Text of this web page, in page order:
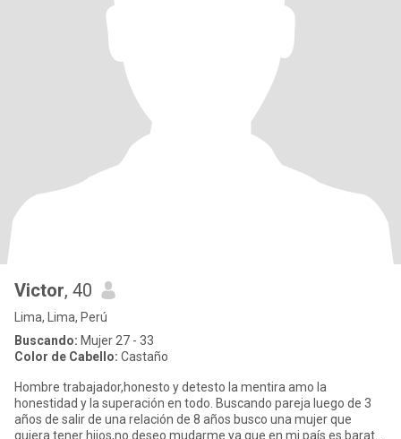
Victor, 40
Lima, Lima, Perú
Buscando: Mujer 27 - 33
Color de Cabello: Castaño
Hombre trabajador,honesto y detesto la mentira amo la
honestidad y la superación en todo. Buscando pareja luego de 3
años de salir de una relación de 8 años busco una mujer que
quiera tener hijos,no deseo mudarme ya que en mi país es barato